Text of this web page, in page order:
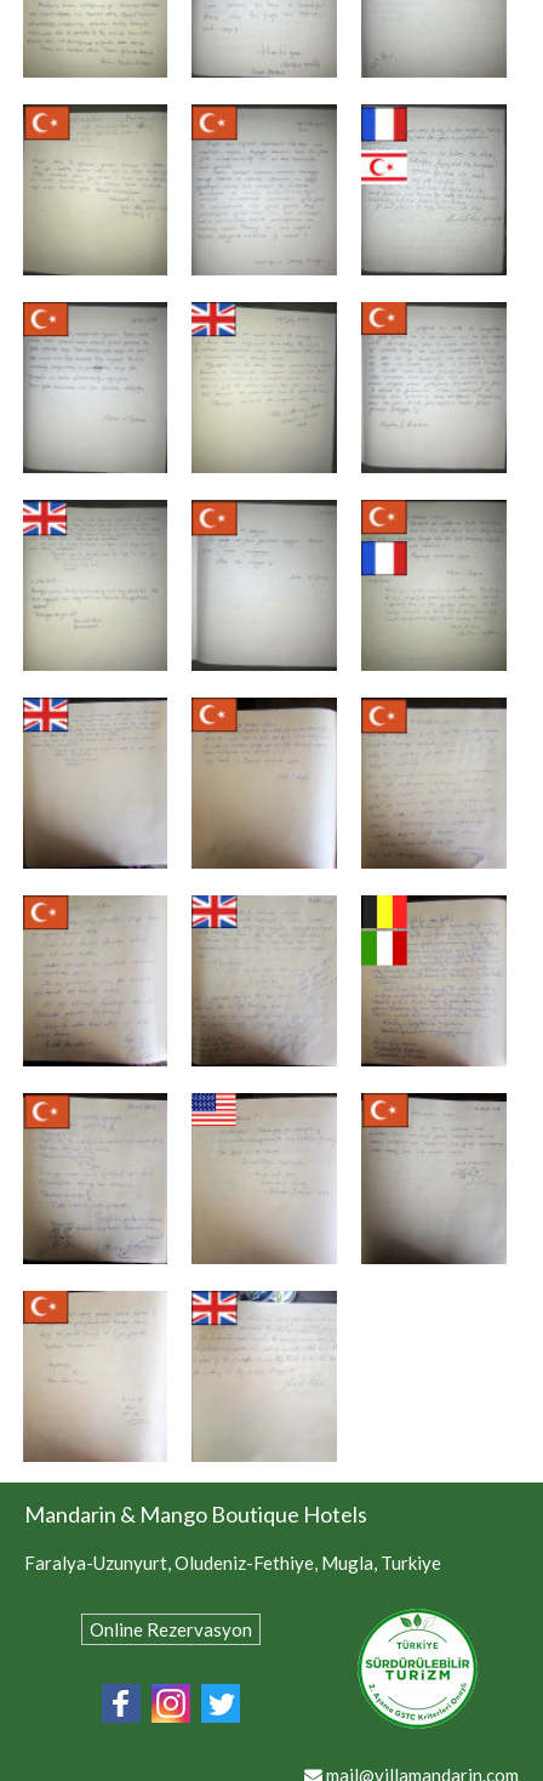
Mandarin & Mango Boutique Hotels
Faralya-Uzunyurt, Oludeniz-Fethiye, Mugla, Turkiye
Online Rezervasyon
mail@villamandarin.com